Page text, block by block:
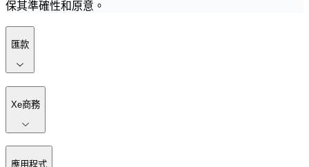
保其準確性和原意。
匯款
Xe商務
應用程式